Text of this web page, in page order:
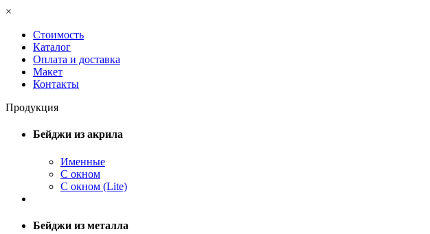
×
Стоимость
Каталог
Оплата и доставка
Макет
Контакты
Продукция
Бейджи из акрила
Именные
С окном
С окном (Lite)
Бейджи из металла